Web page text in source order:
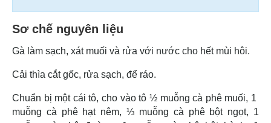
Sơ chế nguyên liệu
Gà làm sạch, xát muối và rửa với nước cho hết mùi hôi.
Cải thìa cắt gốc, rửa sạch, để ráo.
Chuẩn bị một cái tô, cho vào tô ½ muỗng cà phê muối, 1
muỗng cà phê hạt nêm, ⅓ muỗng cà phê bột ngọt, 1